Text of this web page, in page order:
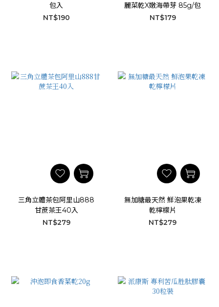
包入
NT$190
麗菜乾X嫩海帶芽 85g/包
NT$179
三角立體茶包阿里山888
甘蔗茶王40入
NT$279
無加糖最天然 鮮泡果乾凍
乾檸檬片
NT$279